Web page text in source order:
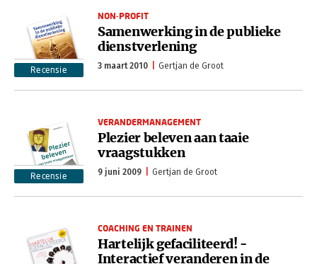
Recensie
NON-PROFIT
Samenwerking in de publieke
dienstverlening
3 maart 2010 Gertjan de Groot
Recensie
VERANDERMANAGEMENT
Plezier beleven aan taaie
vraagstukken
9 juni 2009 Gertjan de Groot
COACHING EN TRAINEN
Hartelijk gefaciliteerd! -
Interactief veranderen in de